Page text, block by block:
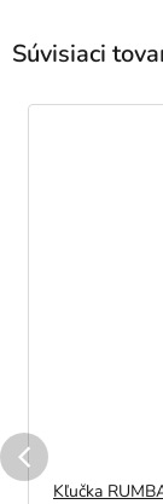
Súvisiaci
Kľučka